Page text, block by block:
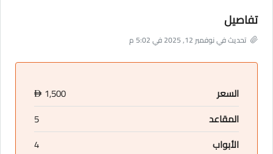
تفاصيل
تحديث في نوفمبر 12, 2025 في 5:02 م
السعر D 1,500
المقاعد
5
الأبواب
4